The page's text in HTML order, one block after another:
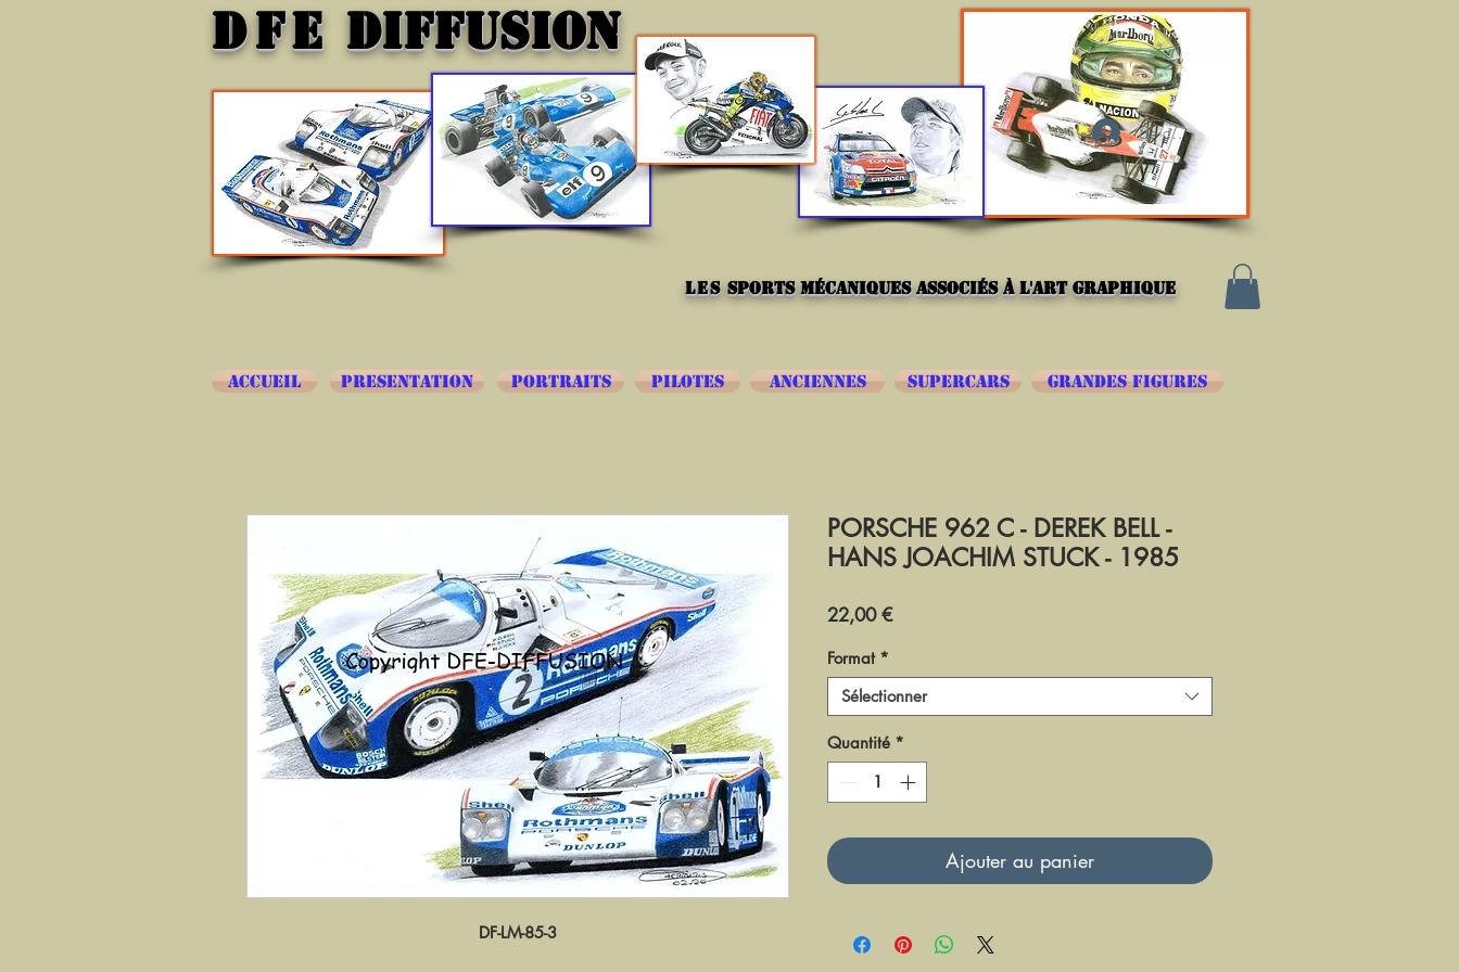
DFE DIFFUSION
Se connecter
lessports mécaniques associés à l'art graphique
DF-LM-85-3
PORSCHE 962 C - DEREK BELL -
HANS JOACHIM STUCK - 1985
22,00 €Prix
Format *
Sélectionner
Quantité *
Ajouter au panier
SUPERCARS
ANCIENNES
PILOTES
PORTRAITS
PRESENTATION
ACCUEIL GRANDES FIGURES